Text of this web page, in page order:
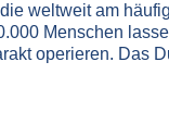
weltweit am
Menschen
operieren. Das